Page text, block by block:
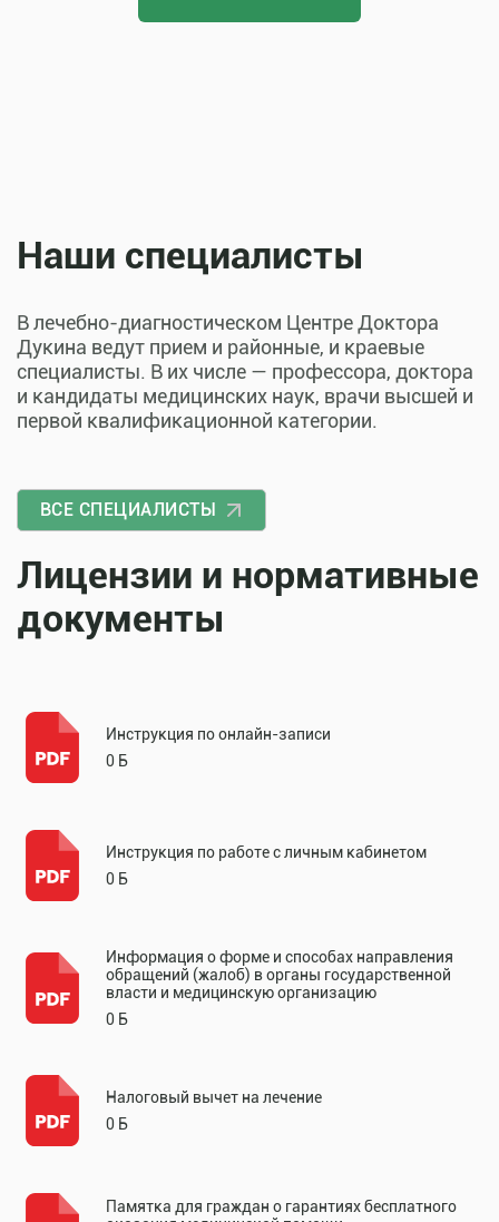
Наши специалисты
В лечебно-диагностическом Центре Доктора
Дукина ведут прием и районные, и краевые
специалисты. В их числе — профессора, доктора
и кандидаты медицинских наук, врачи высшей и
первой квалификационной категории.
ВСЕ СПЕЦИАЛИСТЫ
Лицензии и нормативные
документы
Инструкция по онлайн-записи
0 Б
Инструкция по работе с личным кабинетом
0 Б
Информация о форме и способах направления
обращений (жалоб) в органы государственной
власти и медицинскую организацию
0 Б
Налоговый вычет на лечение
0 Б
Памятка для граждан о гарантиях бесплатного